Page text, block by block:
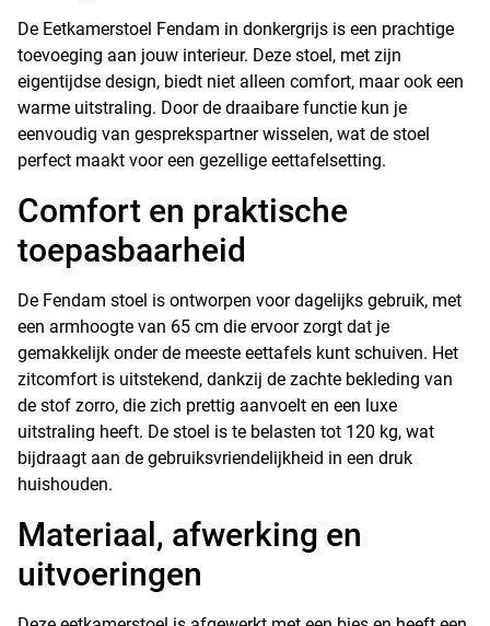
De Eetkamerstoel Fendam in donkergrijs is een prachtige
toevoeging aan jouw interieur. Deze stoel, met zijn
eigentijdse design, biedt niet alleen comfort, maar ook een
warme uitstraling. Door de draaibare functie kun je
eenvoudig van gesprekspartner wisselen, wat de stoel
perfect maakt voor een gezellige eettafelsetting.
Comfort en praktische
toepasbaarheid
De Fendam stoel is ontworpen voor dagelijks gebruik, met
een armhoogte van 65 cm die ervoor zorgt dat je
gemakkelijk onder de meeste eettafels kunt schuiven. Het
zitcomfort is uitstekend, dankzij de zachte bekleding van
de stof zorro, die zich prettig aanvoelt en een luxe
uitstraling heeft. De stoel is te belasten tot 120 kg, wat
bijdraagt aan de gebruiksvriendelijkheid in een druk
huishouden.
Materiaal, afwerking en
uitvoeringen